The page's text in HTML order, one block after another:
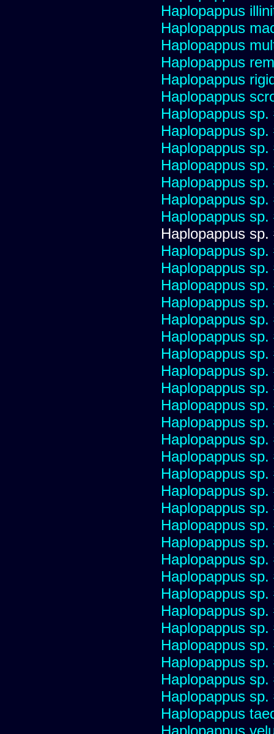
Haplopappus
Haplopappus
Haplopappus
Haplopappus
Haplopappus
Haplopappus
Haplopappus sp.
Haplopappus sp.
Haplopappus sp.
Haplopappus sp.
Haplopappus sp.
Haplopappus sp.
Haplopappus sp.
Haplopappus sp.
Haplopappus sp.
Haplopappus sp.
Haplopappus sp.
Haplopappus sp.
Haplopappus sp.
Haplopappus sp.
Haplopappus sp.
Haplopappus sp.
Haplopappus sp.
Haplopappus sp.
Haplopappus sp.
Haplopappus sp.
Haplopappus sp.
Haplopappus sp.
Haplopappus sp.
Haplopappus sp.
Haplopappus sp.
Haplopappus sp.
Haplopappus sp.
Haplopappus sp.
Haplopappus sp.
Haplopappus sp.
Haplopappus sp.
Haplopappus sp.
Haplopappus sp.
Haplopappus
Haplopappus sp.
Haplopappus
Haplopappus